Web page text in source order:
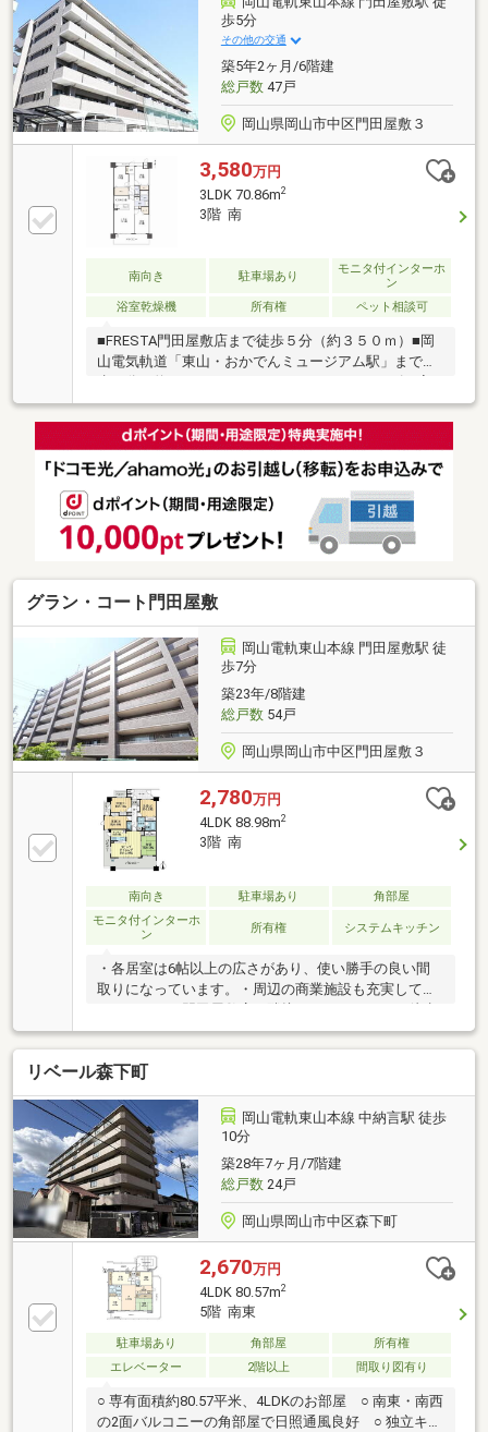
り、クロスや床材も貼り替え済みのため、清潔感あふ
れる空間が広がります。三勲小学校まで徒歩６分と近
く、周辺の生活利便施設も充実した好環境です。現地
でこの心地よさを体感しませんか。内見のご予約をお
待ちしております。
歩5分
その他の交通
築5年2ヶ月/6階建
総戸数47戸
岡山県岡山市中区門田屋敷３
3,580万円
3LDK 70.86m2
3階 南
南向き 駐車場あり
モニタ付インターホ
ン
浴室乾燥機
所有権 ペット相談可
■FRESTA門田屋敷店まで徒歩５分（約３５０ｍ）■岡
山電気軌道「東山・おかでんミュージアム駅」まで徒
計にやさしいマンション■アルファBBでインターネッ
ト使い放題■ミタスモクロゼット・ウォークインクロ
ゼットで収納も安心
グラン・コート門田屋敷
岡山電軌東山本線 門田屋敷駅 徒
歩7分
築23年/8階建
総戸数54戸
岡山県岡山市中区門田屋敷３
2,780万円
4LDK 88.98m2
3階 南
南向き 駐車場あり
角部屋
モニタ付インターホ
ン
所有権 システムキッチン
・各居室は6帖以上の広さがあり、使い勝手の良い間
取りになっています。・周辺の商業施設も充実してお
約2分）・路面電車 門田屋敷駅に徒歩約7分。交通ア
クセスも良好な立地。・三面バルコニーのある角住戸
のため、日当たり、眺望良好です。キッチンからバル
コニーに出入りも可能。・各居室に収納が充実してい
ます。
リベール森下町
岡山電軌東山本線 中納言駅 徒歩
10分
築28年7ヶ月/7階建
総戸数24戸
岡山県岡山市中区森下町
2,670万円
4LDK 80.57m2
5階 南東
駐車場あり 角部屋
所有権
エレベーター
2階以上 間取り図有り
○ 専有面積約80.57平米、4LDKのお部屋 ○ 南東・南西
の2面バルコニーの角部屋で日照通風良好 ○ 独立キッ